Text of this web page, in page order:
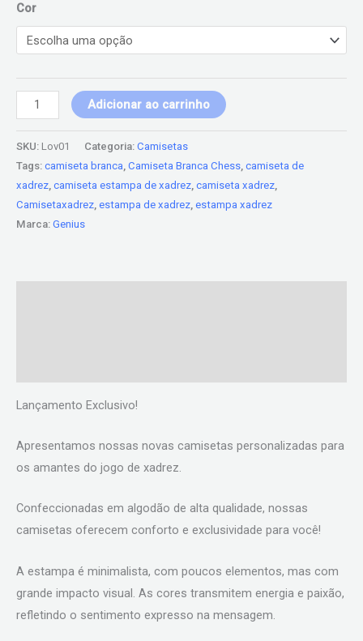
Cor
Adicionar ao carrinho
SKU: Lov01 Categoria: Camisetas
Tags: camiseta branca Camiseta Branca Chess camiseta de
xadrez camiseta estampa de xadrez camiseta xadrez
Camisetaxadrez estampa de xadrez estampa xadrez
Marca: Genius
Lançamento Exclusivo!
Apresentamos nossas novas camisetas personalizadas para
os amantes do jogo de xadrez.
Confeccionadas em algodão de alta qualidade, nossas
camisetas oferecem conforto e exclusividade para você!
A estampa é minimalista, com poucos elementos, mas com
grande impacto visual. As cores transmitem energia e paixão,
refletindo o sentimento expresso na mensagem.